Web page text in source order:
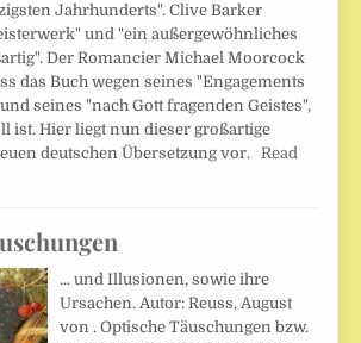
Jahrhunderts". Clive Barker
und "ein außergewöhnliches
Der Romancier Michael Moorcock
das Buch wegen seines "Engagements
seines "nach Gott fragenden Geistes",
ist. Hier liegt nun dieser großartige
deutschen Übersetzung vor.Read
... und Illusionen, sowie ihre
Ursachen. Autor: Reuss, August
von . Optische Täuschungen bzw.